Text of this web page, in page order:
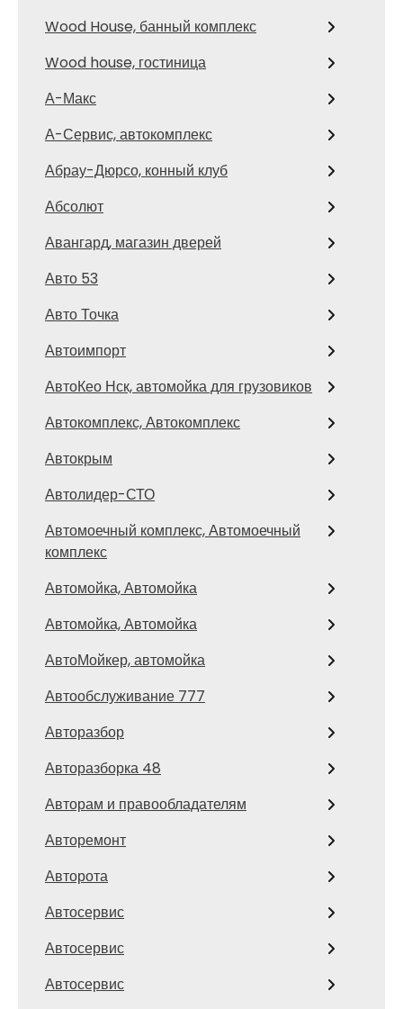
Wood House, банный комплекс
Wood house, гостиница
А-Макс
А-Сервис, автокомплекс
Абрау-Дюрсо, конный клуб
Абсолют
Авангард, магазин дверей
Авто 53
Авто Точка
Автоимпорт
АвтоКео Нск, автомойка для грузовиков
Автокомплекс, Автокомплекс
Автокрым
Автолидер-СТО
Автомоечный комплекс, Автомоечный
комплекс
Автомойка, Автомойка
Автомойка, Автомойка
АвтоМойкер, автомойка
Автообслуживание 777
Авторазбор
Авторазборка 48
Авторам и правообладателям
Авторемонт
Авторота
Автосервис
Автосервис
Автосервис